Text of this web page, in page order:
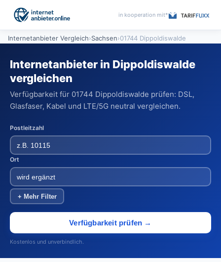
in kooperation mit*
Internetanbieter Vergleich›Sachsen›01744 Dippoldiswalde
Internetanbieter in Dippoldiswalde
vergleichen
Verfügbarkeit für 01744 Dippoldiswalde prüfen: DSL,
Glasfaser, Kabel und LTE/5G neutral vergleichen.
Postleitzahl
Ort
+ Mehr Filter
Verfügbarkeit prüfen →
Kostenlos und unverbindlich.